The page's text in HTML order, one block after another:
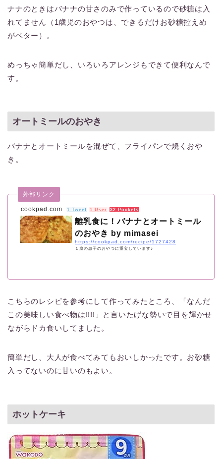
ナナのときはバナナの甘さのみで作っているので砂糖は入
れてません（1歳児のおやつは、できるだけお砂糖控えめ
がベター）。
めっちゃ簡単だし、いろいろアレンジもできて便利なんで
す。
オートミールのおやき
バナナとオートミールを混ぜて、フライパンで焼くおや
き。
cookpad.com
外部リンク
1 Tweet 1 User 32 Pockets
離乳食に！バナナとオートミール
のおやき by mimasei
https://cookpad.com/recipe/1727428
１歳の息子のおやつに重宝しています♪
こちらのレシピを参考にして作ってみたところ、「なんだ
この美味しい食べ物は!!!!」と言いたげな勢いで目を輝かせ
ながらドカ食いしてました。
簡単だし、大人が食べてみてもおいしかったです。お砂糖
入ってないのに甘いのもよい。
ホットケーキ